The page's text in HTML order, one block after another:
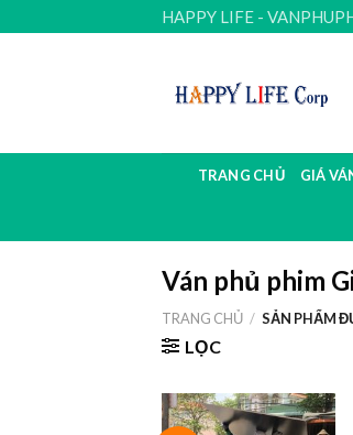
to
HAPPY LIFE -
TRANG CHỦ GIÁ
Ván phủ phim
TRANG CHỦ / SẢN PHẨM
LỌC